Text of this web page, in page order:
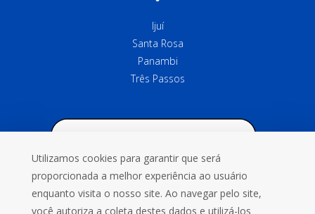
Ijuí
Santa Rosa
Panambi
Três Passos
Utilizamos cookies para garantir que será
proporcionada a melhor experiência ao usuário
enquanto visita o nosso site. Ao navegar pelo site,
você autoriza a coleta destes dados e utilizá-los